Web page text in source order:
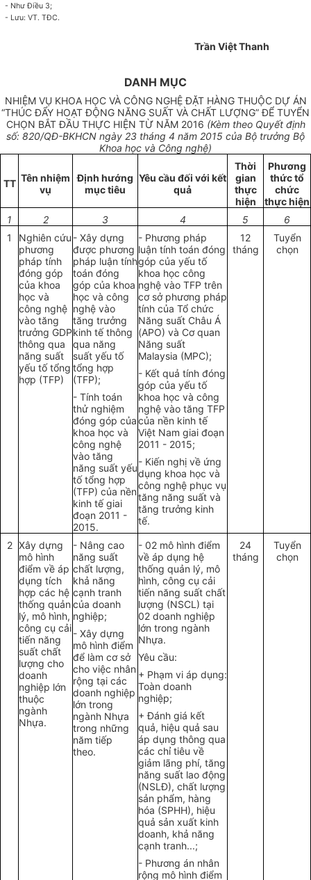
- Như Điều 3;
- Lưu: VT. TĐC.
Trần Việt Thanh
DANH MỤC
NHIỆM VỤ KHOA HỌC VÀ CÔNG NGHỆ ĐẶT HÀNG THUỘC DỰ ÁN
“THÚC ĐẨY HOẠT ĐỘNG NĂNG SUẤT VÀ CHẤT LƯỢNG” ĐỂ TUYỂN
CHỌN BẮT ĐẦU THỰC HIỆN TỪ NĂM 2016 (Kèm theo Quyết định
số: 820/QĐ-BKHCN ngày 23 tháng 4 năm 2015 của Bộ trưởng Bộ
Khoa học và Công nghệ)
TT Tên nhiệm
vụ
Định hướng
mục tiêu
Yêu cầu đối với kết
quả
Thời
gian
thực
hiện
Phương
thức tổ
chức
thực hiện
1
2 3 4 5
6
1
Nghiên cứu
phương
pháp tính
đóng góp
của khoa
học và
công nghệ
vào tăng
trưởng GDP
thông qua
năng suất
yếu tốtổng
hợp (TFP)
- Xây dựng
được phương
pháp luận tính
toán đóng
góp của khoa
học và công
nghệ vào
tăng trưởng
kinh tế thông
qua năng
suất yếu tố
tổng hợp
(TFP);
- Tính toán
thử nghiệm
đóng góp của
khoa học và
công nghệ
vào tăng
năng suất yếu
tố tổng hợp
(TFP) của nền
kinh tế giai
đoạn 2011 -
2015.
- Phương pháp
luận tính toán đóng
góp của yếu tố
khoa học công
nghệ vào TFP trên
cơ sởphương pháp
tính của Tổ chức
Năng suất Châu Á
(APO) và Cơquan
Năng suất
Malaysia (MPC);
- Kết quả tính đóng
góp của yếu tố
khoa học và công
nghệ vào tăng TFP
của nền kinh tế
Việt Nam giai đoạn
2011 - 2015;
- Kiến nghị về ứng
dụng khoa học và
công nghệ phục vụ
tăng năng suất và
tăng trưởng kinh
tế.
12
tháng
Tuyển
chọn
2 Xây dựng
mô hình
điểm về áp
dụng tích
hợp các hệ
thống quản
lý, mô hình,
công cụ cải
tiến năng
suất chất
lượng cho
doanh
nghiệp lớn
thuộc
ngành
Nhựa.
- Nâng cao
năng suất
chất lượng,
khả năng
cạnh tranh
của doanh
nghiệp;
- Xây dựng
mô hình điểm
để làm cơ sở
cho việc nhân
rộng tại các
doanh nghiệp
lớn trong
ngành Nhựa
trong những
năm tiếp
theo.
- 02 mô hình điểm
về áp dụng hệ
thống quản lý, mô
hình, công cụ cải
tiến năng suất chất
lượng (NSCL) tại
02 doanh nghiệp
lớn trong ngành
Nhựa.
Yêu cầu:
+ Phạm vi áp dụng:
Toàn doanh
nghiệp;
+ Đánh giá kết
quả, hiệu quả sau
áp dụng thông qua
các chỉtiêu về
giảm lãng phí, tăng
năng suất lao động
(NSLĐ), chất lượng
sản phẩm, hàng
hóa (SPHH), hiệu
quả sản xuất kinh
doanh, khả năng
cạnh tranh...;
- Phương án nhân
rộng mô hình điểm
24
tháng
Tuyển
chọn